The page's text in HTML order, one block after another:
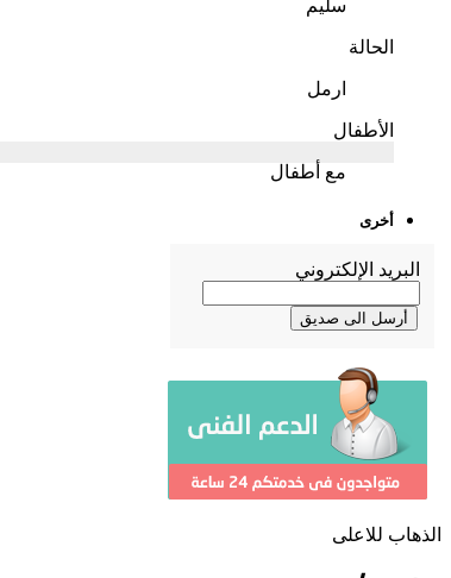
سليم
الحالة
ارمل
الأطفال
مع أطفال
أخرى
البريد الإلكتروني
الذهاب للاعلى